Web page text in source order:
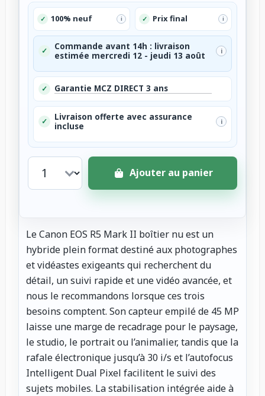
✓ 100% neuf i ✓ Prix final i
✓
Commande avant 14h : livraison
estimée mercredi 12 - jeudi 13 août
i
✓ Garantie MCZ DIRECT 3 ans
✓
Livraison offerte avec assurance
incluse
i
Ajouter au panier
Le Canon EOS R5 Mark II boîtier nu est un
hybride plein format destiné aux photographes
et vidéastes exigeants qui recherchent du
détail, un suivi rapide et une vidéo avancée, et
nous le recommandons lorsque ces trois
besoins comptent. Son capteur empilé de 45 MP
laisse une marge de recadrage pour le paysage,
le studio, le portrait ou l’animalier, tandis que la
rafale électronique jusqu’à 30 i/s et l’autofocus
Intelligent Dual Pixel facilitent le suivi des
sujets mobiles. La stabilisation intégrée aide à